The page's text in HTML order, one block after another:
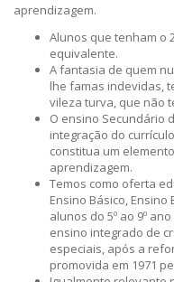
aprendizagem.
Alunos que tenham o
equivalente.
A fantasia de quem
lhe famas indevidas,
vileza turva, que não
O ensino Secundário
integração do
constitua um
aprendizagem.
Temos como oferta
Ensino Básico,
alunos do 5º ao 9º
ensino integrado de
especiais, após a
promovida em 1971